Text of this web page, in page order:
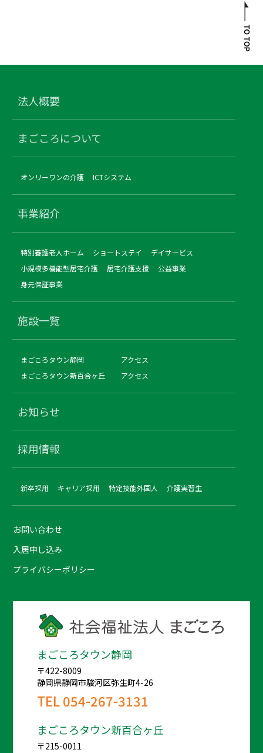
法人概要
まごころについて
オンリーワンの介護 ICTシステム
事業紹介
特別養護老人ホーム ショートステイ
デイサービス
小規模多機能型居宅介護
居宅介護支援
公益事業
身元保証事業
施設一覧
まごころタウン静岡
アクセス
まごころタウン新百合ヶ丘
アクセス
お知らせ
採用情報
新卒採用 キャリア採用 特定技能外国人 介護実習生
お問い合わせ
入居申し込み
プライバシーポリシー
まごころタウン静岡
〒422-8009
静岡県静岡市駿河区弥生町4-26
TEL054-267-3131
まごころタウン新百合ヶ丘
〒215-0011